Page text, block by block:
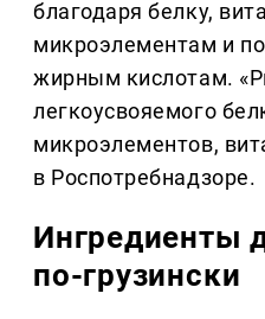
благодаря белку,
микроэлементам и
жирным кислотам.
легкоусвояемого
микроэлементов,
в Роспотребнадзоре.
Ингредиенты
по-грузински